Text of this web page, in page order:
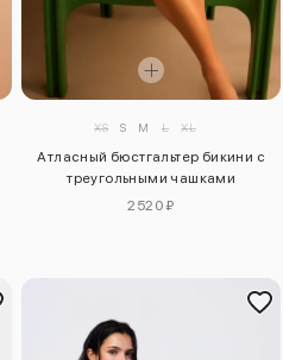
XS S M L XL
Атласный бюстгальтер бикини с
треугольными чашками
2520 ₽